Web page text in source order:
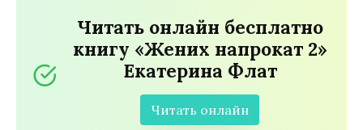
Читать онлайн бесплатно
книгу «Жених напрокат 2»
Екатерина Флат
Читать онлайн